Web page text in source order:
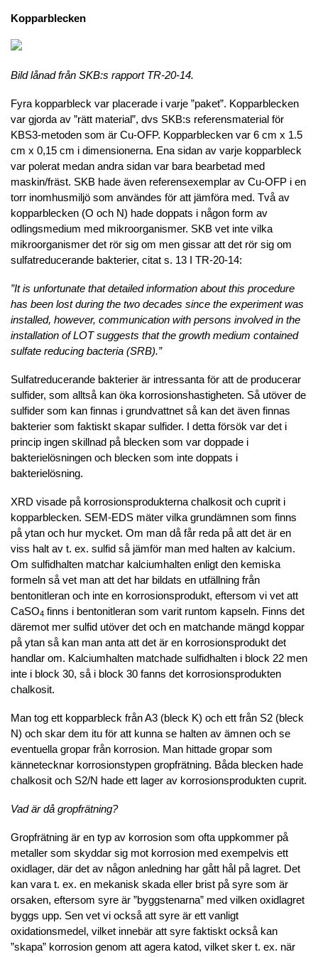
Kopparblecken
Bild lånad från SKB:s rapport TR-20-14.
Fyra kopparbleck var placerade i varje ”paket”. Kopparblecken
var gjorda av ”rätt material”, dvs SKB:s referensmaterial för
KBS3-metoden som är Cu-OFP. Kopparblecken var 6 cm x 1.5
cm x 0,15 cm i dimensionerna. Ena sidan av varje kopparbleck
var polerat medan andra sidan var bara bearbetad med
maskin/fräst. SKB hade även referensexemplar av Cu-OFP i en
torr inomhusmiljö som användes för att jämföra med. Två av
kopparblecken (O och N) hade doppats i någon form av
odlingsmedium med mikroorganismer. SKB vet inte vilka
mikroorganismer det rör sig om men gissar att det rör sig om
sulfatreducerande bakterier, citat s. 13 I TR-20-14:
”It is unfortunate that detailed information about this procedure
has been lost during the two decades since the experiment was
installed, however, communication with persons involved in the
installation of LOT suggests that the growth medium contained
sulfate reducing bacteria (SRB).”
Sulfatreducerande bakterier är intressanta för att de producerar
sulfider, som alltså kan öka korrosionshastigheten. Så utöver de
sulfider som kan finnas i grundvattnet så kan det även finnas
bakterier som faktiskt skapar sulfider. I detta försök var det i
princip ingen skillnad på blecken som var doppade i
bakterielösningen och blecken som inte doppats i
bakterielösning.
XRD visade på korrosionsprodukterna chalkosit och cuprit i
kopparblecken. SEM-EDS mäter vilka grundämnen som finns
på ytan och hur mycket. Om man då får reda på att det är en
viss halt av t. ex. sulfid så jämför man med halten av kalcium.
Om sulfidhalten matchar kalciumhalten enligt den kemiska
formeln så vet man att det har bildats en utfällning från
bentonitleran och inte en korrosionsprodukt, eftersom vi vet att
CaSO4 finns i bentonitleran som varit runtom kapseln. Finns det
däremot mer sulfid utöver det och en matchande mängd koppar
på ytan så kan man anta att det är en korrosionsprodukt det
handlar om. Kalciumhalten matchade sulfidhalten i block 22 men
inte i block 30, så i block 30 fanns det korrosionsprodukten
chalkosit.
Man tog ett kopparbleck från A3 (bleck K) och ett från S2 (bleck
N) och skar dem itu för att kunna se halten av ämnen och se
eventuella gropar från korrosion. Man hittade gropar som
kännetecknar korrosionstypen gropfrätning. Båda blecken hade
chalkosit och S2/N hade ett lager av korrosionsprodukten cuprit.
Vad är då gropfrätning?
Gropfrätning är en typ av korrosion som ofta uppkommer på
metaller som skyddar sig mot korrosion med exempelvis ett
oxidlager, där det av någon anledning har gått hål på lagret. Det
kan vara t. ex. en mekanisk skada eller brist på syre som är
orsaken, eftersom syre är ”byggstenarna” med vilken oxidlagret
byggs upp. Sen vet vi också att syre är ett vanligt
oxidationsmedel, vilket innebär att syre faktiskt också kan
”skapa” korrosion genom att agera katod, vilket sker t. ex. när